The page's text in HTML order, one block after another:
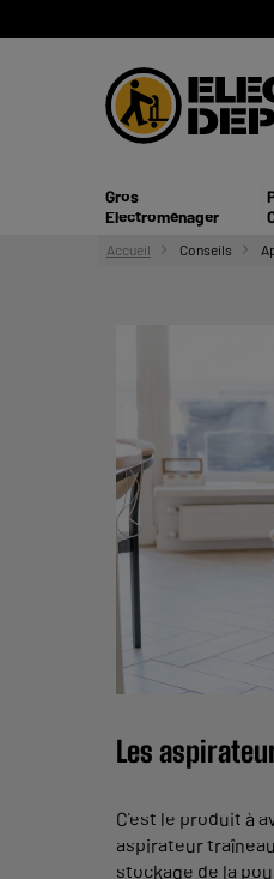
Gros
Electroménager
Accueil Conseils
Les
C’est le produit à
aspirateur
stockage de la